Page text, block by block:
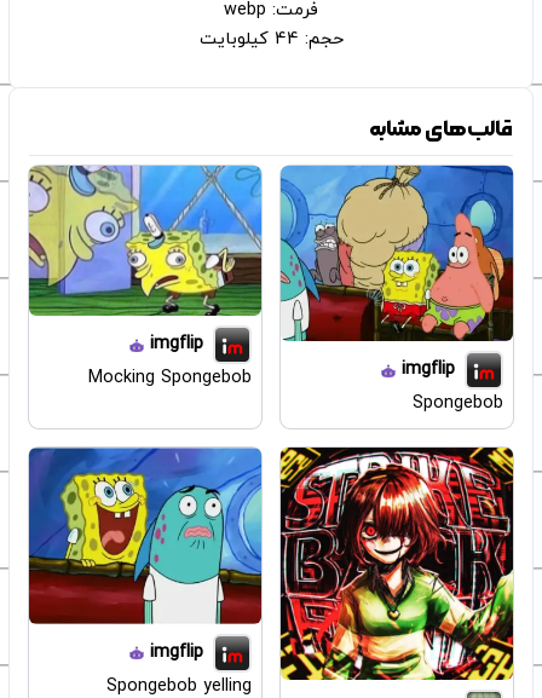
فرمت: webp
حجم: 44 کیلوبایت
قالب‌های مشابه
imgflip
Spongebob
imgflip
Mocking Spongebob
imgflip
Spongebob yelling